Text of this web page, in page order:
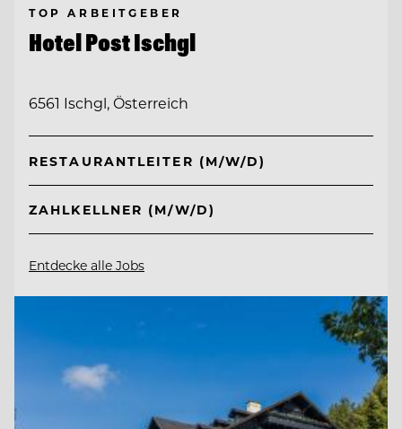
TOP ARBEITGEBER
Hotel Post Ischgl
6561 Ischgl, Österreich
RESTAURANTLEITER (M/W/D)
ZAHLKELLNER (M/W/D)
Entdecke alle Jobs